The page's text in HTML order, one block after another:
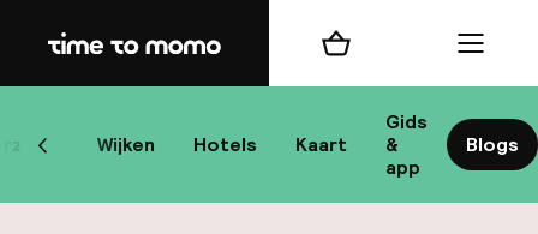
Home
Wijken Hotels Kaart
Gids
&
app
Blogs
Scroll naar links
Winkelmand Menu